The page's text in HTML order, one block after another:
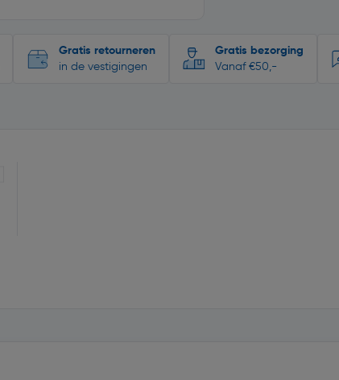
Gratis retourneren
in de vestigingen
Gratis bezorging
Vanaf €50,-